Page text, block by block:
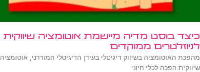
כיצד בוסט מדיה מיישמת אוטומציה שיווקית
לניוזלטרים ממוקדים
מהפכת האוטומציה בשיווק דיגיטלי בעידן הדיגיטלי המודרני, אוטומציה
שיווקית הפכה לכלי חיוני